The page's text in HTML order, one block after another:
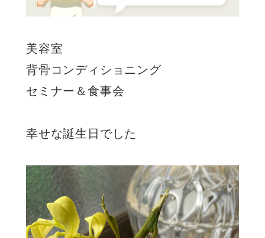
美容室
背骨コンディショニング
セミナー＆食事会
幸せな誕生日でした